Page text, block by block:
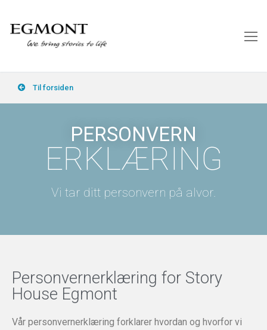
Til forsiden
PERSONVERN
ERKLÆRING
Vi tar ditt personvern på alvor.
Personvernerklæring for Story
House Egmont
Vår personvernerklæring forklarer hvordan og hvorfor vi